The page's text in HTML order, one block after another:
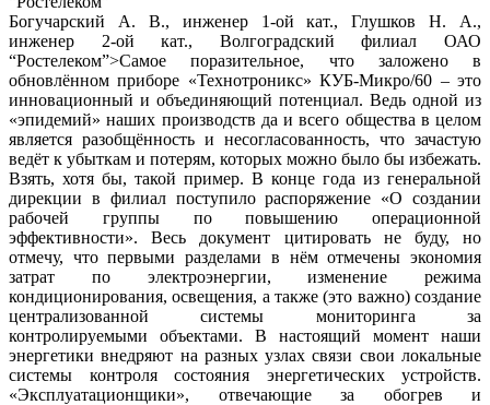
Богучарский А. В., инженер 1-ой кат., Глушков Н. А.,
инженер 2-ой кат., Волгоградский филиал ОАО
“Ростелеком”>Самое поразительное, что заложено в
обновлённом приборе «Технотроникс» КУБ-Микро/60 – это
инновационный и объединяющий потенциал. Ведь одной из
«эпидемий» наших производств да и всего общества в целом
является разобщённость и несогласованность, что зачастую
ведёт к убыткам и потерям, которых можно было бы избежать.
Взять, хотя бы, такой пример. В конце года из генеральной
дирекции в филиал поступило распоряжение «О создании
рабочей группы по повышению операционной
эффективности». Весь документ цитировать не буду, но
отмечу, что первыми разделами в нём отмечены экономия
затрат по электроэнергии, изменение режима
кондиционирования, освещения, а также (это важно) создание
централизованной системы мониторинга за
контролируемыми объектами. В настоящий момент наши
энергетики внедряют на разных узлах связи свои локальные
системы контроля состояния энергетических устройств.
«Эксплуатационщики», отвечающие за обогрев и